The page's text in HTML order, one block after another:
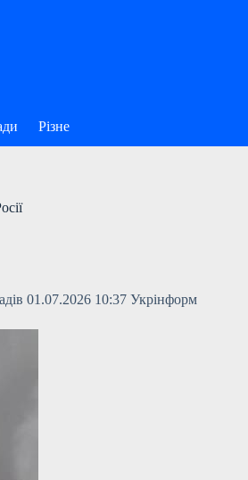
Різне
01.07.2026 10:37 Укрінформ